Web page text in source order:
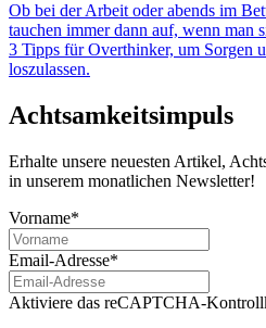
Ob bei der Arbeit oder abends im
tauchen immer dann auf, wenn man
3 Tipps für Overthinker, um Sorgen
loszulassen.
Achtsamkeitsimpuls
Erhalte unsere neuesten Artikel,
in unserem monatlichen Newsletter!
Vorname*
Email-Adresse*
Aktiviere das reCAPTCHA-